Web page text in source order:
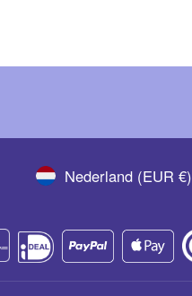
VALUTANederland (EUR €)